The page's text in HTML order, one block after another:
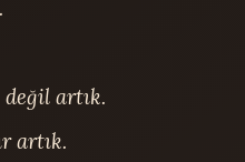
artık.
artık.